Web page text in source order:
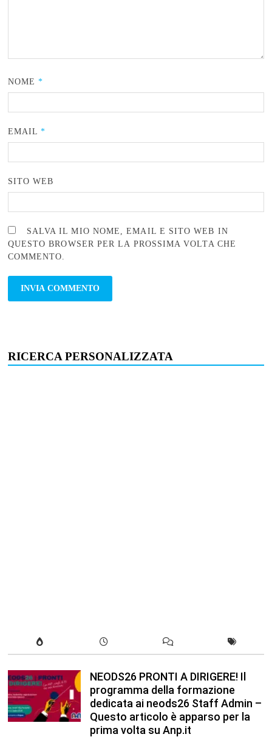
NOME*
EMAIL*
SITO WEB
SALVA IL MIO NOME, EMAIL E SITO WEB IN
QUESTO BROWSER PER LA PROSSIMA VOLTA CHE
COMMENTO.
RICERCA PERSONALIZZATA
NEODS26 PRONTI A DIRIGERE! Il
programma della formazione
dedicata ai neods26 Staff Admin –
Questo articolo è apparso per la
prima volta su Anp.it